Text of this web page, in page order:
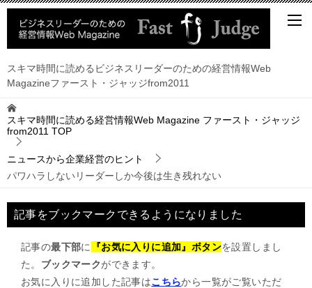
スキマ時間に読めるビジネスリーダーのための経営情報Web
Magazineファースト・ジャッジfrom2011
スキマ時間に読める経営情報Web Magazine ファースト・ジャッジ
from2011 TOP
ニュースから企業経営のヒント
パワハラしないリーダーしか今後は生き残れない
記事をブックマークできるようになりました
記事の最下部に 『お気に入りに追加』ボタンを設置しまし
た。 ブックマークができます。
お気に入りに追加した記事はこちらから一覧がご覧いただ